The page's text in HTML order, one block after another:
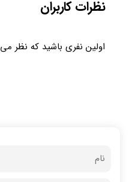
نظرات کاربران
اولین نفری باشید که نظر